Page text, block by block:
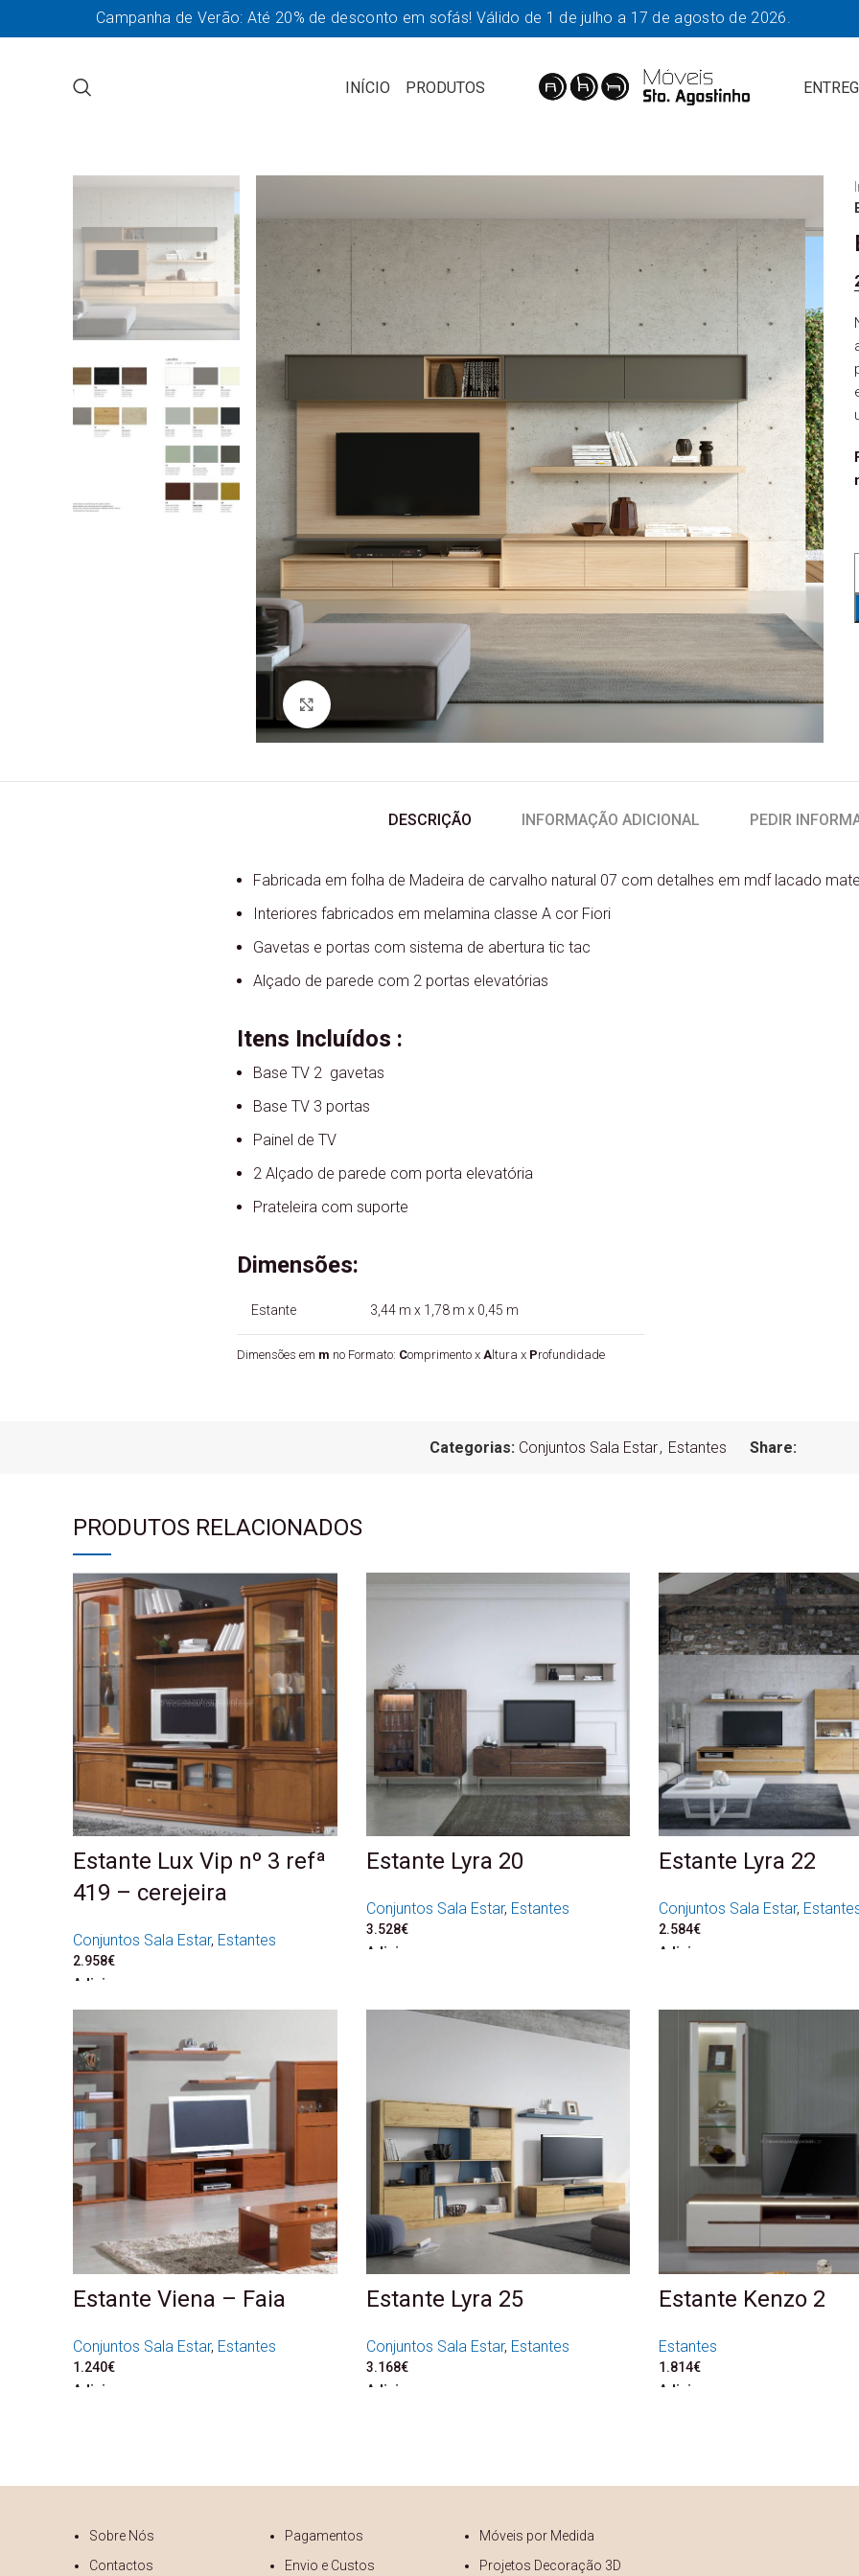
INÍCIO PRODUTOS
Ver Imagem
DESCRIÇÃO INFORMAÇÃO ADICIONAL PEDIR
Fabricada em folha de Madeira de carvalho natural 07 com detalhes em mdf lacado
Interiores fabricados em melamina classe A cor Fiori
Gavetas e portas com sistema de abertura tic tac
Alçado de parede com 2 portas elevatórias
Itens Incluídos :
Base TV 2 gavetas
Base TV 3 portas
Painel de TV
2 Alçado de parede com porta elevatória
Prateleira com suporte
Dimensões:
Estante 3,44 m x 1,78 m x 0,45 m
Dimensões em m no Formato: Comprimento x Altura x Profundidade
Categorias: Conjuntos Sala Estar, Estantes Share:
PRODUTOS RELACIONADOS
Estante Lux Vip nº 3 refª
419 – cerejeira
Conjuntos Sala Estar, Estantes
2.958€
Adicionar
Estante Lyra 20
Conjuntos Sala Estar, Estantes
3.528€
Adicionar
Estante Lyra 22
Conjuntos Sala Estar,
2.584€
Adicionar
Estante Viena – Faia
Conjuntos Sala Estar, Estantes
1.240€
Adicionar
Estante Lyra 25
Conjuntos Sala Estar, Estantes
3.168€
Adicionar
Estante Kenzo 2
Estantes
1.814€
Adicionar
Sobre Nós
Contactos
Pagamentos
Envio e Custos
Móveis por Medida
Projetos Decoração 3D
Campanha de Verão: Até 20% de desconto em sofás! Válido de 1 de julho a 17 de agosto de 2026.